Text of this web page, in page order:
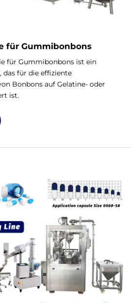
für Gummibonbons
für Gummibonbons ist ein
das für die effiziente
Bonbons auf Gelatine- oder
ist.